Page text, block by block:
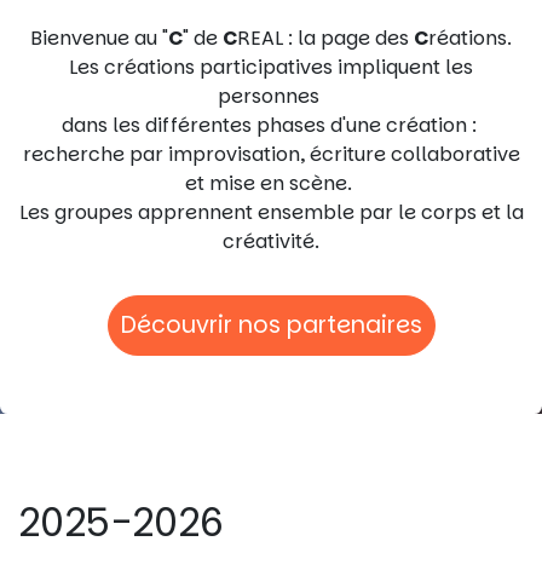
Bienvenue au "C" de CREAL : la page des Créations.
Les créations participatives impliquent les
personnes
dans les différentes phases d'une création :
recherche par improvisation, écriture collaborative
et mise en scène.
Les groupes apprennent ensemble par le corps et la
créativité.
Découvrir nos partenaires
2025-2026